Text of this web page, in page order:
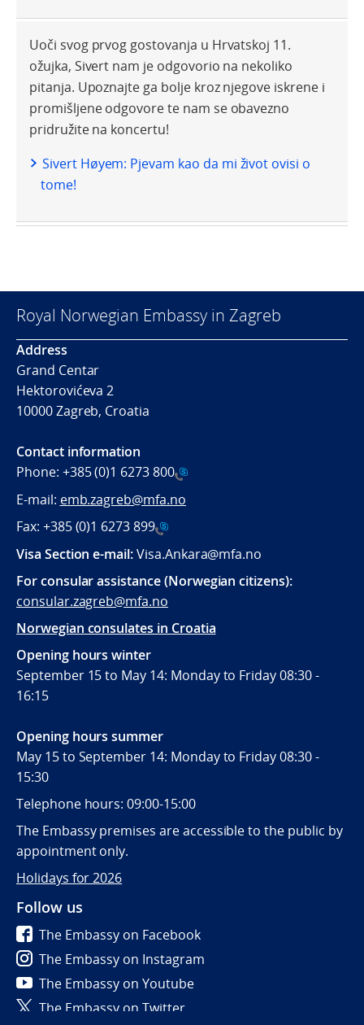
Uoči svog prvog gostovanja u Hrvatskoj 11.
ožujka, Sivert nam je odgovorio na nekoliko
pitanja. Upoznajte ga bolje kroz njegove iskrene i
promišljene odgovore te nam se obavezno
pridružite na koncertu!
Sivert Høyem: Pjevam kao da mi život ovisi o
tome!
Royal Norwegian Embassy in Zagreb
Address
Grand Centar
Hektorovićeva 2
10000 Zagreb, Croatia
Contact information
Phone: +385 (0)1 6273 800
E-mail: emb.zagreb@mfa.no
Fax: +385 (0)1 6273 899
Visa Section e-mail:Visa.Ankara@mfa.no
For consular assistance (Norwegian citizens):
consular.zagreb@mfa.no
Norwegian consulates in Croatia
Opening hours winter
September 15 to May 14: Monday to Friday 08:30 -
16:15
Opening hours summer
May 15 to September 14: Monday to Friday 08:30 -
15:30
Telephone hours: 09:00-15:00
The Embassy premises are accessible to the public by
appointment only.
Holidays for 2026
Follow us
The Embassy on Facebook
The Embassy on Instagram
The Embassy on Youtube
The Embassy on Twitter